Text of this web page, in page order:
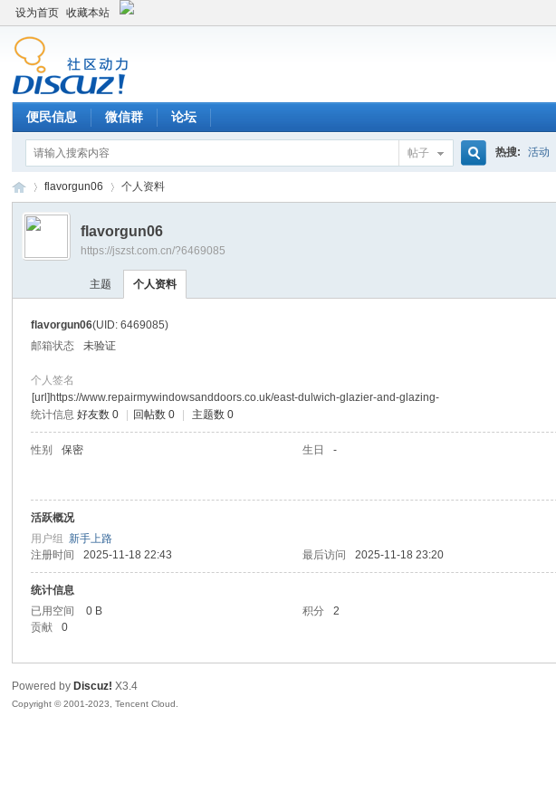
设为首页 收藏本站
便民信息 微信群 论坛
帖子 热搜: 活动
›
flavorgun06 个人资料
flavorgun06
https://jszst.com.cn/?6469085
主题 个人资料
flavorgun06(UID: 6469085)
邮箱状态
未验证
个人签名
[url]https://www.repairmywindowsanddoors.co.uk/east-dulwich-glazier-and-glazing-
统计信息 好友数 0 回帖数 0 主题数 0
性别 保密 生日 -
活跃概况
用户组新手上路
注册时间
2025-11-18 22:43 最后访问 2025-11-18 23:20
统计信息
已用空间
0 B 积分 2
贡献
0
Powered by Discuz! X3.4
Copyright © 2001-2023, Tencent Cloud.